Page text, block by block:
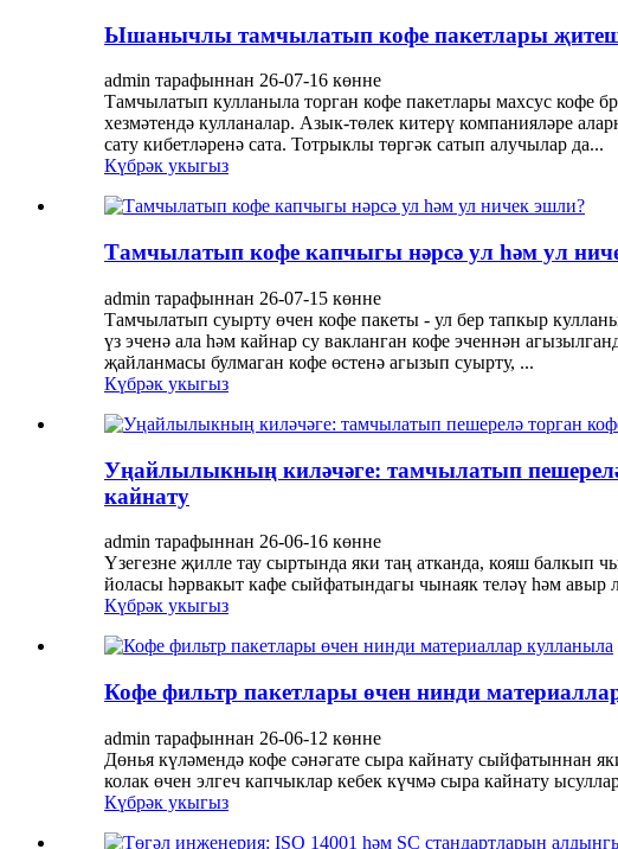
Ышанычлы тамчылатып кофе пакетлары
admin тарафыннан 26-07-16 көнне
Тамчылатып кулланыла торган кофе пакетлары махсус кофе
хезмәтендә кулланалар. Азык-төлек китерү компанияләре
сату кибетләренә сата. Тотрыклы төргәк сатып алучылар да...
Күбрәк укыгыз
Тамчылатып кофе капчыгы нәрсә ул һәм ул
admin тарафыннан 26-07-15 көнне
Тамчылатып суырту өчен кофе пакеты - ул бер тапкыр
үз эченә ала һәм кайнар су вакланган кофе эченнән
җайланмасы булмаган кофе өстенә агызып суырту, ...
Күбрәк укыгыз
Уңайлылыкның киләчәге: тамчылатып
кайнату
admin тарафыннан 26-06-16 көнне
Үзегезне җилле тау сыртында яки таң атканда, кояш балкып
йоласы һәрвакыт кафе сыйфатындагы чынаяк теләү һәм авыр
Күбрәк укыгыз
Кофе фильтр пакетлары өчен нинди
admin тарафыннан 26-06-12 көнне
Дөнья күләмендә кофе сәнәгате сыра кайнату
колак өчен элгеч капчыклар кебек күчмә сыра кайнату
Күбрәк укыгыз